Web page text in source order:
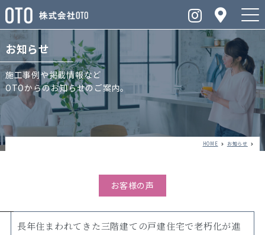
お知らせ
施工事例や掲載情報など
OTOからのお知らせのご案内。
HOME お知らせ
お客様の声
長年住まわれてきた三階建ての戸建住宅で老朽化が進